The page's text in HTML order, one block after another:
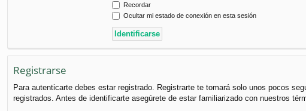
Recordar
Ocultar mi estado de conexión en esta sesión
Registrarse
Para autenticarte debes estar registrado. Registrarte te tomará solo unos pocos
registrados. Antes de identificarte asegúrete de estar familiarizado con nuestros